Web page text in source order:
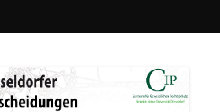
Entscheidungen